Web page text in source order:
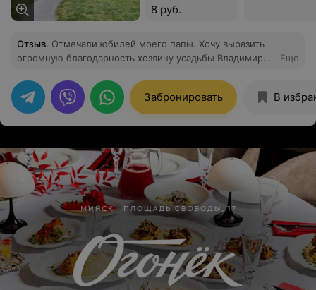
8 руб.
Отзыв. Отмечали юбилей моего папы. Хочу выразить
огромную благодарность хозяину усадьбы Владимиру,
организацией банкета. Всё было на высшем уровне.
Красивая и ухоженная усадьба.
Еще
Забронировать В